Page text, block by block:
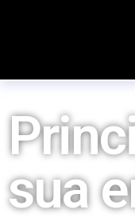
sua